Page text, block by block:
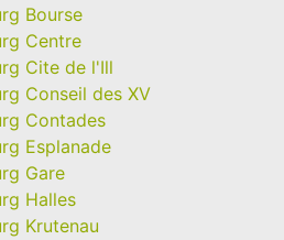
Bourse
Centre
Cite de l'Ill
Conseil des XV
Contades
Esplanade
Gare
Halles
Krutenau